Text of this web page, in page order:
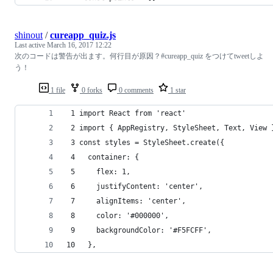
1 file 0 forks 0 comments 1 star
shinout /cureapp_quiz.js
Last active March 16, 2017 12:22
次のコードは警告が出ます。何行目が原因？#cureapp_quiz をつけてtweetしよ
う！
1 import React from 'react'
2 import { AppRegistry, StyleSheet, Text,
3 const styles = StyleSheet.create({
4   container: {
5     flex: 1,
6     justifyContent: 'center',
7     alignItems: 'center',
8     color: '#000000',
9     backgroundColor: '#F5FCFF',
10   },